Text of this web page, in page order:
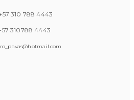
310 788 4443
310788 4443